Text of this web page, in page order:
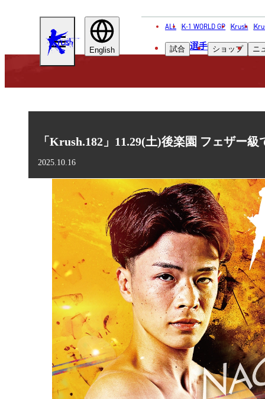
KRUSHEnglish
ALL K-1 WORLD GP Krush
試合 選手 ショップ ニ
「Krush.182」11.29(土)後楽園 フェザー
2025.10.16